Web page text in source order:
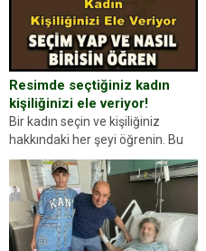
Resimde seçtiğiniz kadın
kişiliğinizi ele veriyor!
Bir kadın seçin ve kişiliğiniz
hakkındaki her şeyi öğrenin. Bu
kez karşınıza oldukça farklı bir
kişilik testiyle çıkıyoruz. Resimde
gördüğünüz kadın figürlerinden
dikkatinizi en...